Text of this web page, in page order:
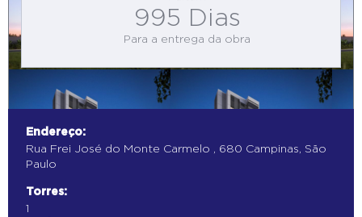
995 Dias
Para a entrega da obra
Endereço:
Rua Frei José do Monte Carmelo , 680 Campinas, São
Paulo
Torres:
1